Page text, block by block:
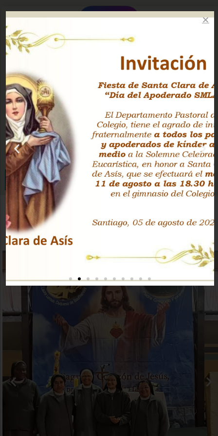
Instagram Oficial
Facebook Pastoral